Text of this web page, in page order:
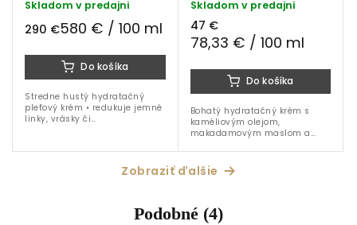
Skladom v predajni
290 €580 € / 100 ml
Do košíka
Stredne hustý hydratačný
pleťový krém • redukuje jemné
linky, vrásky či
technologia TFC8® • Vitamín E
Skladom v predajni
47 €
78,33 € / 100 ml
Do košíka
Bohatý hydratačný krém s
kaméliovým olejom,
makadamovým maslom a
vyživuje, upokojuje a chráni
suchú a citlivú pleť pred
stratou vlhkosti.
Zobraziť ďalšie
Podobné (4)